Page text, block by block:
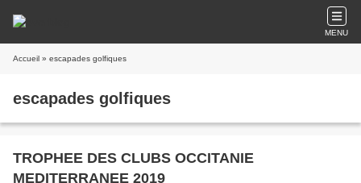
MENU
Accueil » escapades golfiques
escapades golfiques
TROPHEE DES CLUBS OCCITANIE
MEDITERRANEE 2019